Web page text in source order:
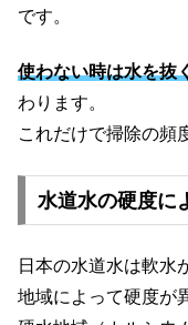
です。
使わない時は水を抜
わります。
これだけで掃除の頻
水道水の硬度に
日本の水道水は軟水
地域によって硬度が